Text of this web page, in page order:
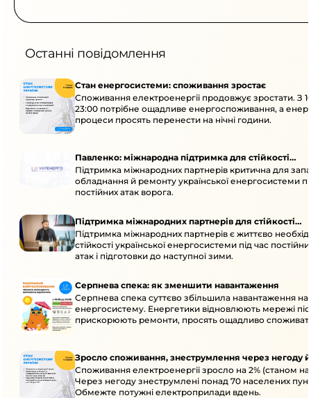
Останні повідомлення
Стан енергосистеми: споживання зростає
Споживання електроенергії продовжує зростати. З
23:00 потрібне ощадливе енергоспоживання, а
процеси просять перенести на нічні години.
Павленко: міжнародна підтримка для стійкості
енергосистеми
Підтримка міжнародних партнерів критична для
обладнання й ремонту української енергосистеми
постійних атак ворога.
Підтримка міжнародних партнерів для стійкості
енергосистеми
Підтримка міжнародних партнерів є життєво
стійкості української енергосистеми під час
атак і підготовки до наступної зими.
Серпнева спека: як зменшити навантаження
Серпнева спека суттєво збільшила навантаження на
енергосистему. Енергетики відновлюють мережі
прискорюють ремонти, просять ощадливо
Зросло споживання, знеструмлення через негоду
Споживання електроенергії зросло на 2% (станом на
Через негоду знеструмлені понад 70 населених
Обмежте потужні електроприлади вдень.